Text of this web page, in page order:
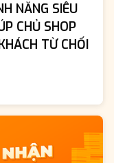
NĂNG SIÊU
CHỦ SHOP
TỪ CHỐI